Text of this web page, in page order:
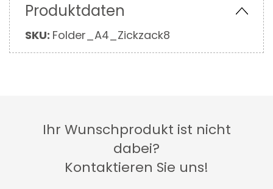
Produktdaten
Mehr
SKU: Folder_A4_Zickzack8
Ihr Wunschprodukt ist nicht
dabei?
Kontaktieren Sie uns!